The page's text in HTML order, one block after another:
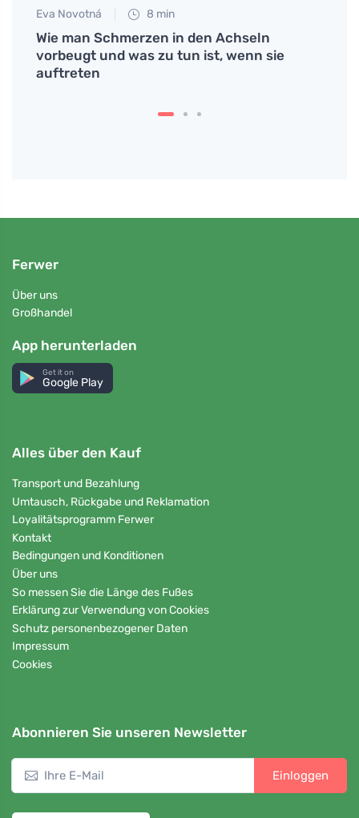
Eva Novotná 8 min
Wie man Schmerzen in den Achseln
vorbeugt und was zu tun ist, wenn sie
auftreten
Ferwer
Über uns
Großhandel
App herunterladen
Get it on
Google Play
Alles über den Kauf
Transport und Bezahlung
Umtausch, Rückgabe und Reklamation
Loyalitätsprogramm Ferwer
Kontakt
Bedingungen und Konditionen
Über uns
So messen Sie die Länge des Fußes
Erklärung zur Verwendung von Cookies
Schutz personenbezogener Daten
Impressum
Cookies
Abonnieren Sie unseren Newsletter
Einloggen